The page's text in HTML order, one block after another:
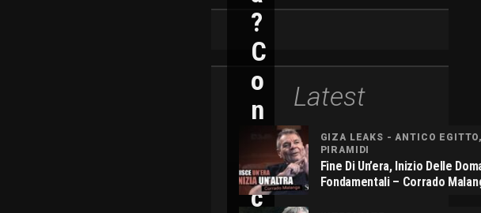
Latest
?
C
O
N
I
C
GIZA LEAKS - ANTICO
PIRAMIDI
Fine Di Un’era, Inizio Delle
Fondamentali – Corrado